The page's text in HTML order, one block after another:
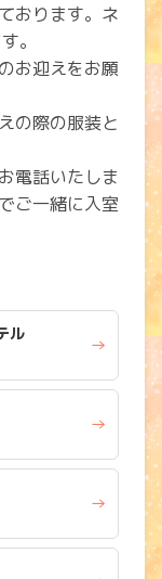
おります。ネ
。
お迎えをお願
の際の服装と
電話いたしま
ご一緒に入室
ル →
→
→